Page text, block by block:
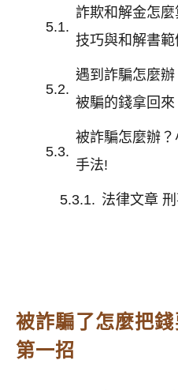
詐欺和解金怎麼
技巧與和解書範
遇到詐騙怎麼
被騙的錢拿回來
被詐騙怎麼辦
手法!
法律文章
被詐騙了怎麼把
第一招